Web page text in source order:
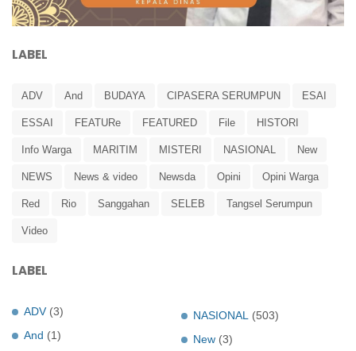
LABEL
ADV And BUDAYA CIPASERA SERUMPUN ESAI
ESSAI FEATURe FEATURED File HISTORI
Info Warga MARITIM MISTERI NASIONAL New
NEWS News & video Newsda Opini Opini Warga
Red Rio Sanggahan SELEB Tangsel Serumpun
Video
LABEL
ADV (3)
And (1)
NASIONAL
(503)
New (3)